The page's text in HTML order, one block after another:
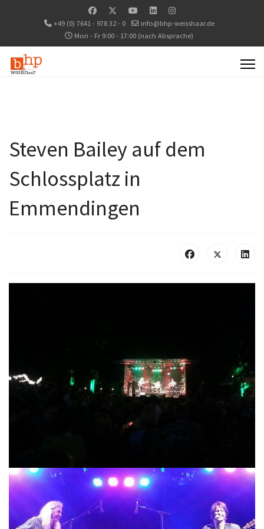
+49 (0) 7641 - 978 32 - 0
info@bhp-weisshaar.de
Mon - Fr 9:00 - 17:00 (nach Absprache)
Steven Bailey auf dem
Schlossplatz in
Emmendingen